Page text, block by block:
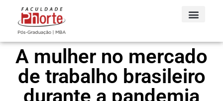
A mulher no mercado
de trabalho brasileiro
durante a pandemia